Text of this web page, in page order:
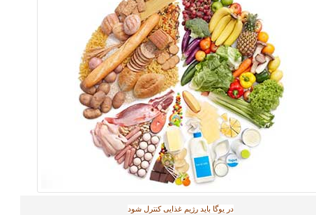
در یوگا باید رژیم غذایی کنترل شود